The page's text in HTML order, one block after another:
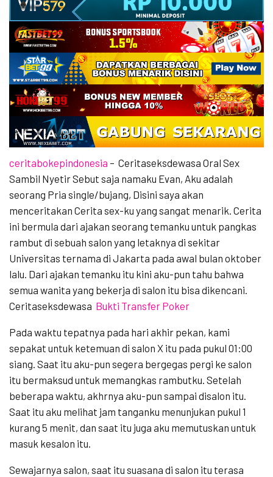
ceritabokepindonesia – Ceritaseksdewasa Oral Sex
Sambil NyetirSebut saja namaku Evan, Aku adalah
seorang Pria single/bujang, Disini saya akan
menceritakan Cerita sex-ku yang sangat menarik. Cerita
ini bermula dari ajakan seorang temanku untuk pangkas
rambut di sebuah salon yang letaknya di sekitar
Universitas ternama di Jakarta pada awal bulan oktober
lalu. Dari ajakan temanku itu kini aku-pun tahu bahwa
semua wanita yang bekerja di salon itu bisa dikencani.
Ceritaseksdewasa Bukti Transfer Poker
Pada waktu tepatnya pada hari akhir pekan, kami
sepakat untuk ketemuan di salon X itu pada pukul 01:00
siang. Saat itu aku-pun segera bergegas pergi ke salon
itu bermaksud untuk memangkas rambutku. Setelah
beberapa waktu, akhrnya aku-pun sampai disalon itu.
Saat itu aku melihat jam tanganku menunjukan pukul 1
kurang 5 menit, dan saat itu juga aku memutuskan untuk
masuk kesalon itu.
Sewajarnya salon, saat itu suasana di salon itu terasa